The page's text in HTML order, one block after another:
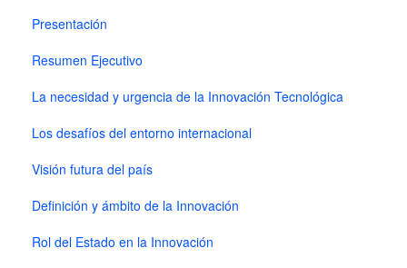
Presentación
Resumen Ejecutivo
La necesidad y urgencia de la Innovación Tecnológica
Los desafíos del entorno internacional
Visión futura del país
Definición y ámbito de la Innovación
Rol del Estado en la Innovación